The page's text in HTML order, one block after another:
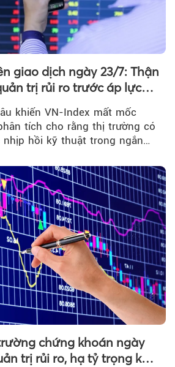
giao dịch ngày 23/7: Thận
trị rủi ro trước áp lực
khiến VN-Index mất mốc
tích cho rằng thị trường có
nhịp hồi kỹ thuật trong ngắn
chứng khoán ngày
trị rủi ro, hạ tỷ trọng khi